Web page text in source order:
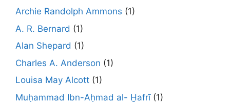
Archie Randolph Ammons (1)
A. R. Bernard (1)
Alan Shepard (1)
Charles A. Anderson (1)
Louisa May Alcott (1)
Muḥammad Ibn-Aḥmad al- Ḫafrī(1)